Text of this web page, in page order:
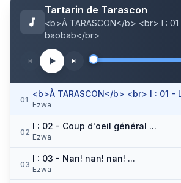
Tartarin de Tarascon
<b>À TARASCON</b> <br> I :
baobab</br>
01
Ezwa
02
I : 02 - Coup d'oeil général ...
Ezwa
03
I : 03 - Nan! nan! nan! ...
Ezwa